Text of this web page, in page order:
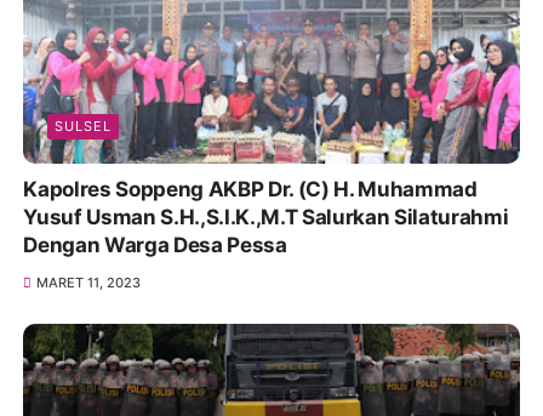
SULSEL
Kapolres Soppeng AKBP Dr. (C) H. Muhammad
Yusuf Usman S.H.,S.I.K.,M.T Salurkan Silaturahmi
Dengan Warga Desa Pessa
MARET 11, 2023